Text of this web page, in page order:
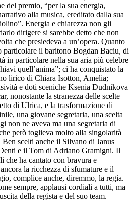
del premio, “per la sua energia,
alla musica, ereditato dalla sua
Energia e chiarezza non gli
dirigere si sarebbe detto che non
che presiedeva a un’opera. Quanto
particolare il baritono Bogdan Baciu, di
in particolare nella sua aria più celebre
quell’anima”; ci ha conquistato la
lirico di Chiara Isotton, Amelia;
e doti sceniche Ksenia Dudnikova
nonostante la stranezza delle scelte
di Ulrica, e la trasformazione di
una giovane segretaria, una scelta
non ne aveva ma una segretaria di
però toglieva molto alla singolarità
scelti anche il Silvano di Janus
e il Tom di Adriano Gramigni. Il
che ha cantato con bravura e
la ricchezza di sfumature e il
complice anche, diremmo, la regìa.
sempre, applausi cordiali a tutti, ma
della regista e del suo team.